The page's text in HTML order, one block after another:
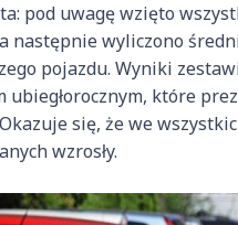
pod uwagę wzięto
następnie wyliczono
pojazdu. Wyniki
ubiegłorocznym, które
się, że we
wzrosły.